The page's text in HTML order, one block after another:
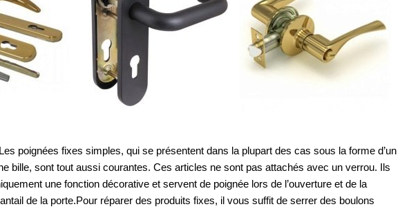
Les poignées fixes simples, qui se présentent dans la plupart des cas sous la forme d’un
bille, sont tout aussi courantes. Ces articles ne sont pas attachés avec un verrou. Ils
une fonction décorative et servent de poignée lors de l’ouverture et de la
de la porte.Pour réparer des produits fixes, il vous suffit de serrer des boulons